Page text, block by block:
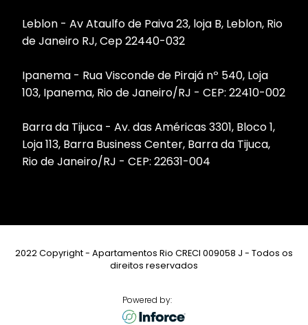
Leblon - Av Ataulfo de Paiva 23, loja B, Leblon, Rio
de Janeiro RJ, Cep 22440-032
Ipanema - Rua Visconde de Pirajá nº 540, Loja
103, Ipanema, Rio de Janeiro/RJ - CEP: 22410-002
Barra da Tijuca - Av. das Américas 3301, Bloco 1,
Loja 113, Barra Business Center, Barra da Tijuca,
Rio de Janeiro/RJ - CEP: 22631-004
2022 Copyright - Apartamentos Rio CRECI 009058 J - Todos os
direitos reservados
Powered by: